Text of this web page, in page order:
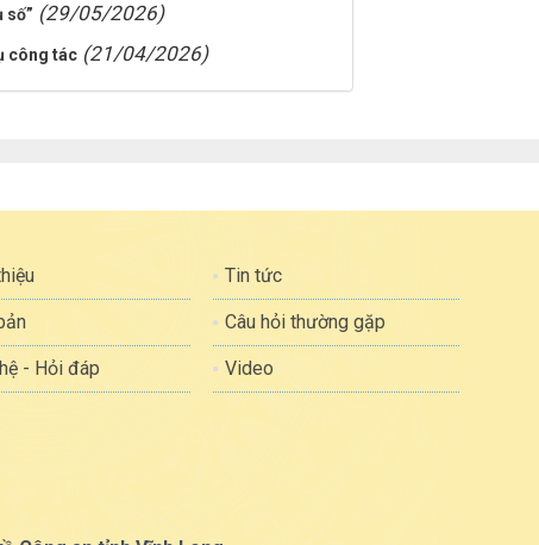
số” (29/05/2026)
công tác (21/04/2026)
Tin tức
Câu hỏi thường gặp
- Hỏi đáp Video